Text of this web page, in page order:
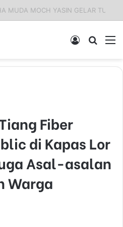
Apresiasi Pengadilan Tinggi Surabaya: Respons Cepat Gugatan Banding Perdata Sumenep, Harapan Pencari Keadilan
Log In
Fiber
di Kapas Lor
Asal-asalan
Warga